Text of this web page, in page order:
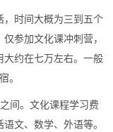
时间大概为三到五个
参加文化课冲刺营，
约在七万左右。一般
。
间。文化课程学习费
文、数学、外语等。